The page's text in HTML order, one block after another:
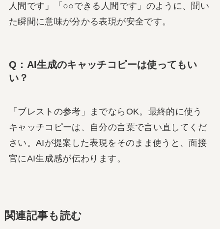
人間です」「○○できる人間です」のように、聞い
た瞬間に意味が分かる表現が安全です。
Q：AI生成のキャッチコピーは使ってもい
い？
「ブレストの参考」までならOK。最終的に使う
キャッチコピーは、自分の言葉で言い直してくだ
さい。AIが提案した表現をそのまま使うと、面接
官にAI生成感が伝わります。
関連記事も読む